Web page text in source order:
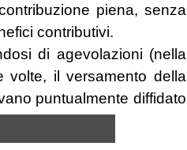
piena, senza
contributivi.
di agevolazioni (nella
volte, il versamento della
puntualmente diffidato